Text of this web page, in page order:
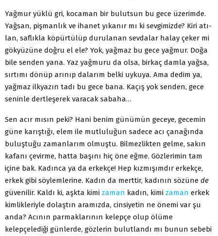
Yağmur yüklü gri, kocaman bir bulutsun bu gece üzerimde.
Yağsan, pişmanlık ve ihanet yıkanır mı ki sevgimizde? Kiri atı­
lan, saflıkla köpürtülüp durulanan sevdalar halay çeker mi
gök­yüzüne doğru el ele? Yok, yağmaz bu gece yağmur. Doğa
bile senden yana. Yaz yağmuru da olsa, birkaç damla yağsa,
sırtımı dönüp arınıp dalarım belki uykuya. Ama dedim ya,
yağmaz ilk­yazın tadı bu gece bana. Kaçış yok senden, gece
seninle dertleşe­rek varacak sabaha…
Sen acır mısın peki? Hani benim günümün geceye, gecemin
güne karıştığı, elem ile mutluluğun sadece acı çanağında
bu­luştuğu zamanlarım olmuştu. Bilmezlikten gelme, sakın
kafanı çevirme, hatta başını hiç öne eğme. Gözlerimin tam
içine bak. Kadınca ya da erkekçe! Hep kızmışımdır erkekçe,
erkek gibi söy­lemlerine. Kadın da merttir, kadının sözüne de
güvenilir. Kaldı ki, aşkta kimi zaman kadın, kimi zaman erkek
kimlikleriyle do­laştın aramızda, cinsiyetin ne önemi var şu
anda? Acının par­maklarının kelepçe olup ölüme
kelepçelediği günlerde, gözlerin bulutlandı mı bunun sebebi